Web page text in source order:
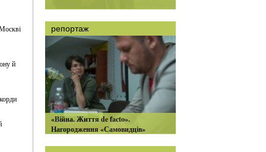
й
репортаж
«Війна. Життя de facto».
Нагородження «Самовидців»